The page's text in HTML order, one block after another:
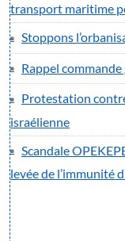
transport maritime
Stoppons
Rappel
Protestation
israélienne
Scandale
levée de l’immunité